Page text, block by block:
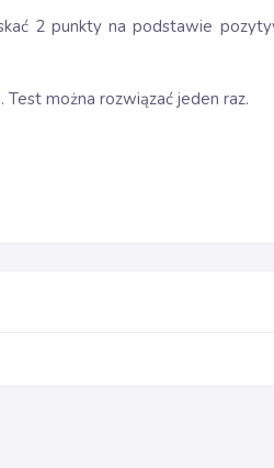
2 punkty na podstawie
można rozwiązać jeden raz.